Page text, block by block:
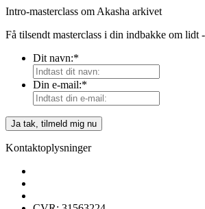
Intro-masterclass om Akasha arkivet
Få tilsendt masterclass i din indbakke om lidt
Dit navn:*
Din e-mail:*
Kontaktoplysninger